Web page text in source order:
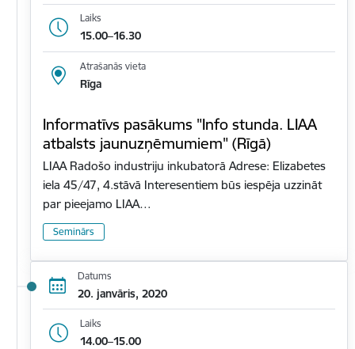
Laiks
15.00–16.30
Atrašanās vieta
Rīga
Informatīvs pasākums "Info stunda. LIAA
atbalsts jaunuzņēmumiem" (Rīgā)
LIAA Radošo industriju inkubatorā Adrese: Elizabetes
iela 45/47, 4.stāvā Interesentiem būs iespēja uzzināt
par pieejamo LIAA…
Seminārs
Datums
20. janvāris, 2020
Laiks
14.00–15.00